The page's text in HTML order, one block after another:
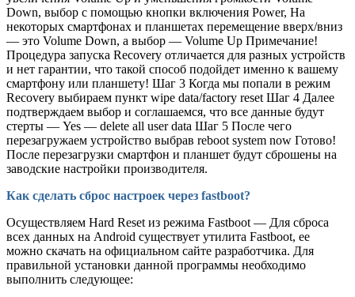
Down, выбор с помощью кнопки включения Power, На
некоторых смартфонах и планшетах перемещение вверх/вниз
— это Volume Down, а выбор — Volume Up Примечание!
Процедура запуска Recovery отличается для разных устройств
и нет гарантии, что такой способ подойдет именно к вашему
смартфону или планшету! Шаг 3 Когда мы попали в режим
Recovery выбираем пункт wipe data/factory reset Шаг 4 Далее
подтверждаем выбор и соглашаемся, что все данные будут
стерты — Yes — delete all user data Шаг 5 После чего
перезагружаем устройство выбрав reboot system now Готово!
После перезагрузки смартфон и планшет будут сброшены на
заводские настройки производителя.
Как сделать сброс настроек через fastboot?
Осуществляем Hard Reset из режима Fastboot — Для сброса
всех данных на Android существует утилита Fastboot, ее
можно скачать на официальном сайте разработчика. Для
правильной установки данной программы необходимо
выполнить следующее: